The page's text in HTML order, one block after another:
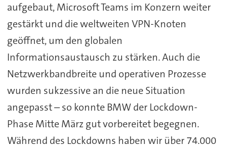
aufgebaut, Microsoft Teams im Konzern weiter
gestärkt und die weltweiten VPN-Knoten
geöffnet, um den globalen
Informationsaustausch zu stärken. Auch die
Netzwerkbandbreite und operativen Prozesse
wurden sukzessive an die neue Situation
angepasst – so konnte BMW der Lockdown-
Phase Mitte März gut vorbereitet begegnen.
Während des Lockdowns haben wir über 74.000